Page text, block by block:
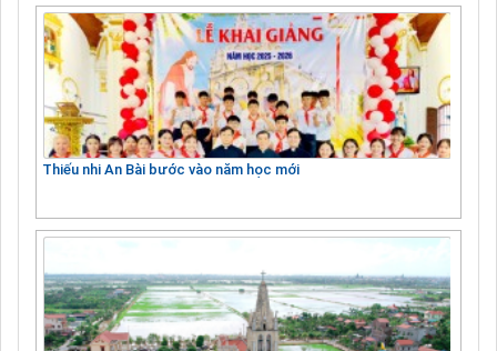
Thiếu nhi An Bài bước vào năm học mới